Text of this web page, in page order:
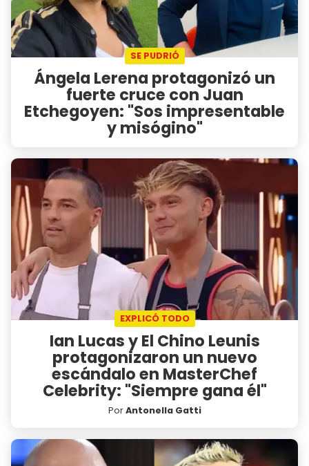
SE PUDRIÓ
Ángela Lerena protagonizó un
fuerte cruce con Juan
Etchegoyen: "Sos impresentable
y misógino"
EXPLICÓ TODO
Ian Lucas y El Chino Leunis
protagonizaron un nuevo
escándalo en MasterChef
Celebrity: "Siempre gana él"
PorAntonella Gatti